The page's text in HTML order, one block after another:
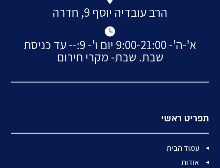
הרב עובדיה יוסף 9, חדרה
א'-ה'- 9:00-21:00 יום ו'- 9:-- עד כניסת
שבת. שבת- מקרי חירום
תפריט ראשי
עמוד הבית
אודות